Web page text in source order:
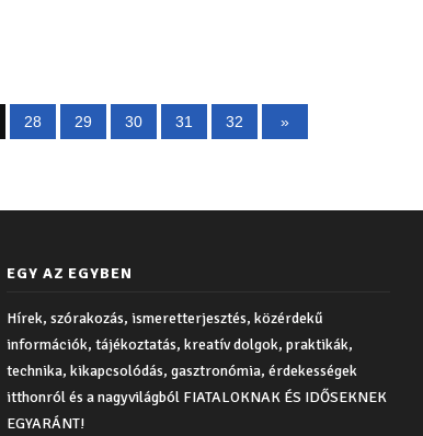
28 29 30 31 32 »
EGY AZ EGYBEN
Hírek, szórakozás, ismeretterjesztés, közérdekű
információk, tájékoztatás, kreatív dolgok, praktikák,
technika, kikapcsolódás, gasztronómia, érdekességek
itthonról és a nagyvilágból FIATALOKNAK ÉS IDŐSEKNEK
EGYARÁNT!